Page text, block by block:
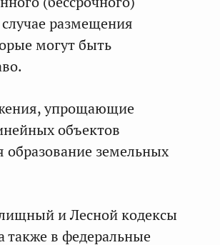
размещения
могут быть
упрощающие
объектов
образование земельных
и Лесной кодексы
также в федеральные